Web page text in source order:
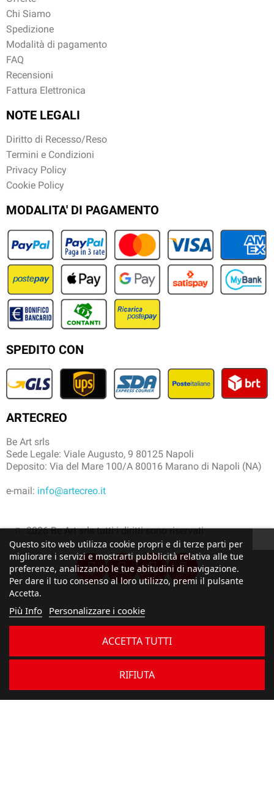
Chi Siamo
Spedizione
Modalità di pagamento
FAQ
Recensioni
Fattura Elettronica
NOTE LEGALI
Diritto di Recesso/Reso
Termini e Condizioni
Privacy Policy
Cookie Policy
MODALITA' DI PAGAMENTO
SPEDITO CON
ARTECREO
Be Art srls
Sede Legale: Viale Augusto, 9 80125 Napoli
Deposito: Via del Mare 100/A 80016 Marano di Napoli (NA)
e-mail: info@artecreo.it
2026 Be Art srls tutti i diritti sono riservati
Questo sito web utilizza cookie propri e di terze parti per
migliorare i servizi e mostrarti pubblicità relativa alle tue
preferenze, analizzando le tue abitudini di navigazione.
Per dare il tuo consenso al loro utilizzo, premi il pulsante
Accetta.
Più Info Personalizzare i cookie
RIFIUTA
ACCETTA TUTTI